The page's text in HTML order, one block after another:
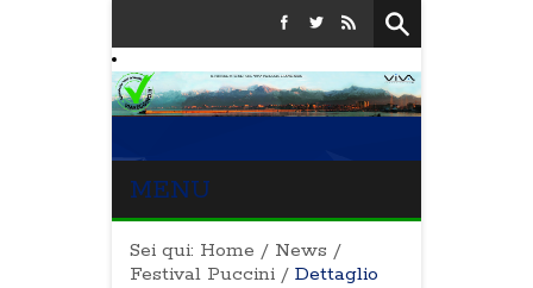
MENU
Sei qui: Home / News /
Festival Puccini / Dettaglio